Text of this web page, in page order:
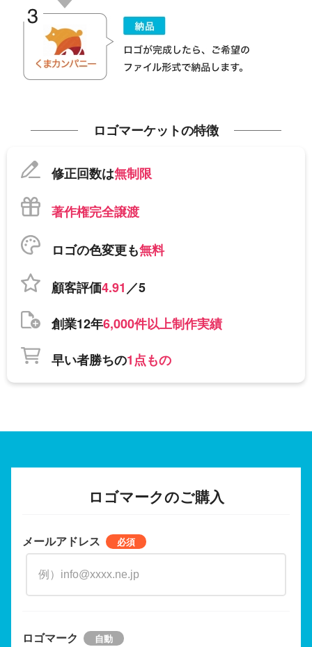
ロゴマーケットの特徴
修正回数は無制限
著作権完全譲渡
ロゴの色変更も無料
顧客評価4.91／5
創業12年6,000件以上制作実績
早い者勝ちの1点もの
ロゴマークのご購入
メールアドレス
ロゴマーク